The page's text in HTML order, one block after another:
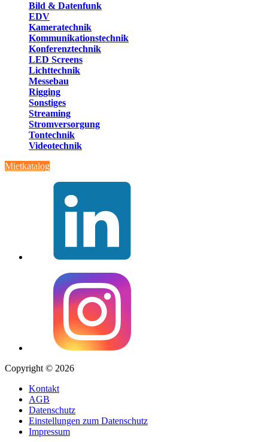
Bild & Datenfunk
EDV
Kameratechnik
Kommunikationstechnik
Konferenztechnik
LED Screens
Lichttechnik
Messebau
Rigging
Sonstiges
Streaming
Stromversorgung
Tontechnik
Videotechnik
Mietkatalog
Copyright © 2026
Kontakt
AGB
Datenschutz
Einstellungen zum Datenschutz
Impressum